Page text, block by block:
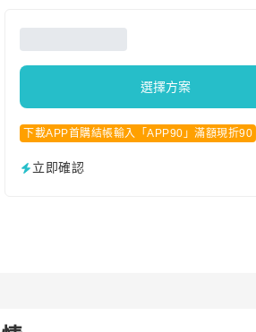
選擇方案
下載APP首購結帳輸入「APP90」滿額現折90
立即確認